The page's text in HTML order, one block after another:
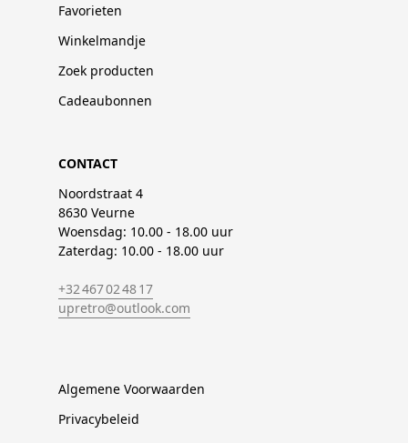
Favorieten
Winkelmandje
Zoek producten
Cadeaubonnen
CONTACT
Noordstraat 4
8630 Veurne
Woensdag: 10.00 - 18.00 uur
Zaterdag: 10.00 - 18.00 uur
+32 467 02 48 17
upretro@outlook.com
Algemene Voorwaarden
Privacybeleid